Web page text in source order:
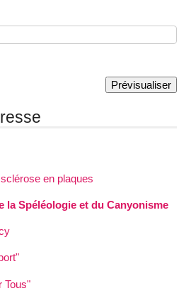
en plaques
la Spéléologie et du Canyonisme
Tous"